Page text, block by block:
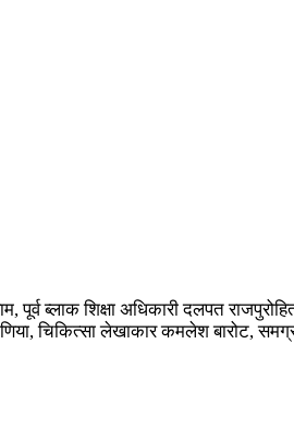
ब्लाक शिक्षा अधिकारी दलपत
चिकित्सा लेखाकार कमलेश बारोट,